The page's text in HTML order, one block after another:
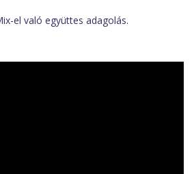
el való együttes adagolás.